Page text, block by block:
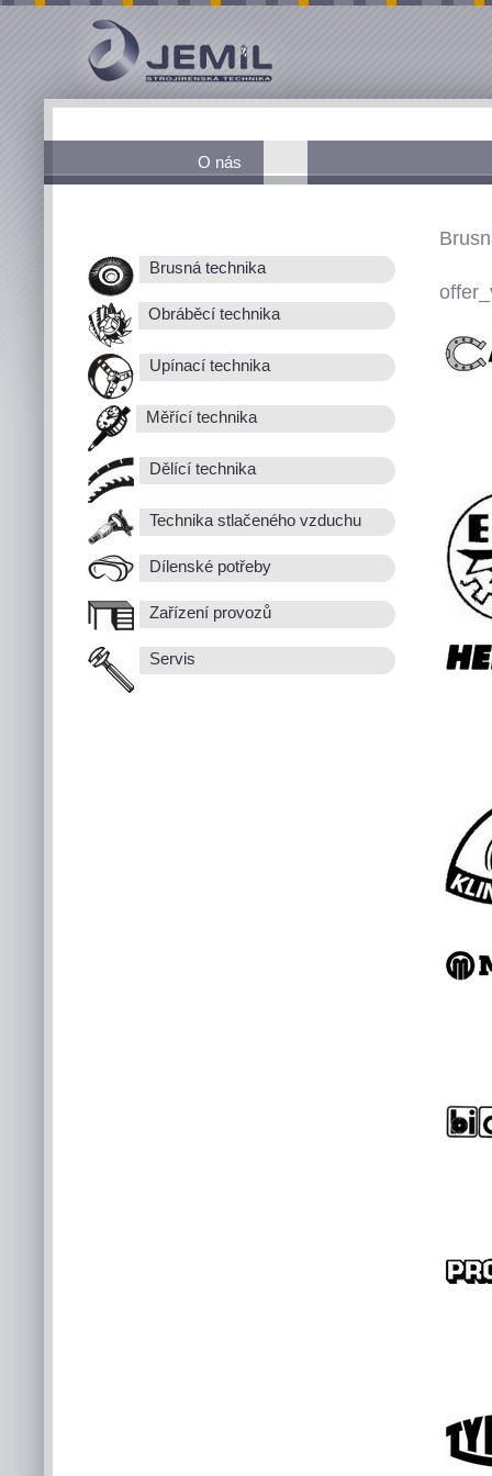
O nás
Brusná technika
Obráběcí technika
Upínací technika
Měřící technika
Dělící technika
Technika stlačeného vzduchu
Dílenské potřeby
Zařízení provozů
Servis